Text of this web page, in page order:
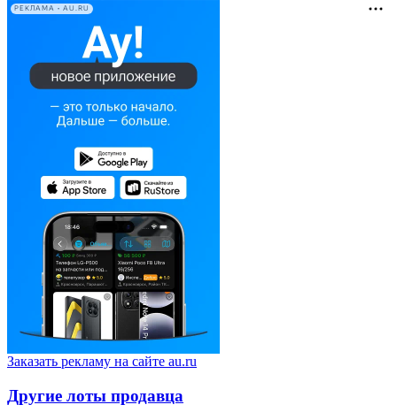
РЕКЛАМА • AU.RU
Заказать рекламу на сайте au.ru
Другие лоты продавца